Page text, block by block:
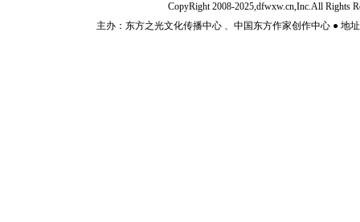
CopyRight 2008-2025,dfwxw.cn,Inc.All Rights
主办：东方之光文化传播中心 、中国东方作家创作中心 ● 地